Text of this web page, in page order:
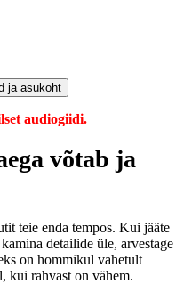
ja asukoht
audiogiidi.
võtab ja
teie enda tempos. Kui jääte
detailide üle, arvestage
on hommikul vahetult
kui rahvast on vähem.